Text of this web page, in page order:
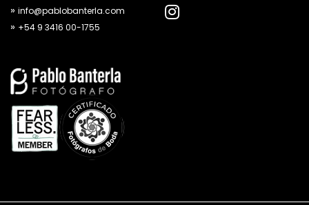
info@pablobanterla.com
+54 9 3416 00-1755